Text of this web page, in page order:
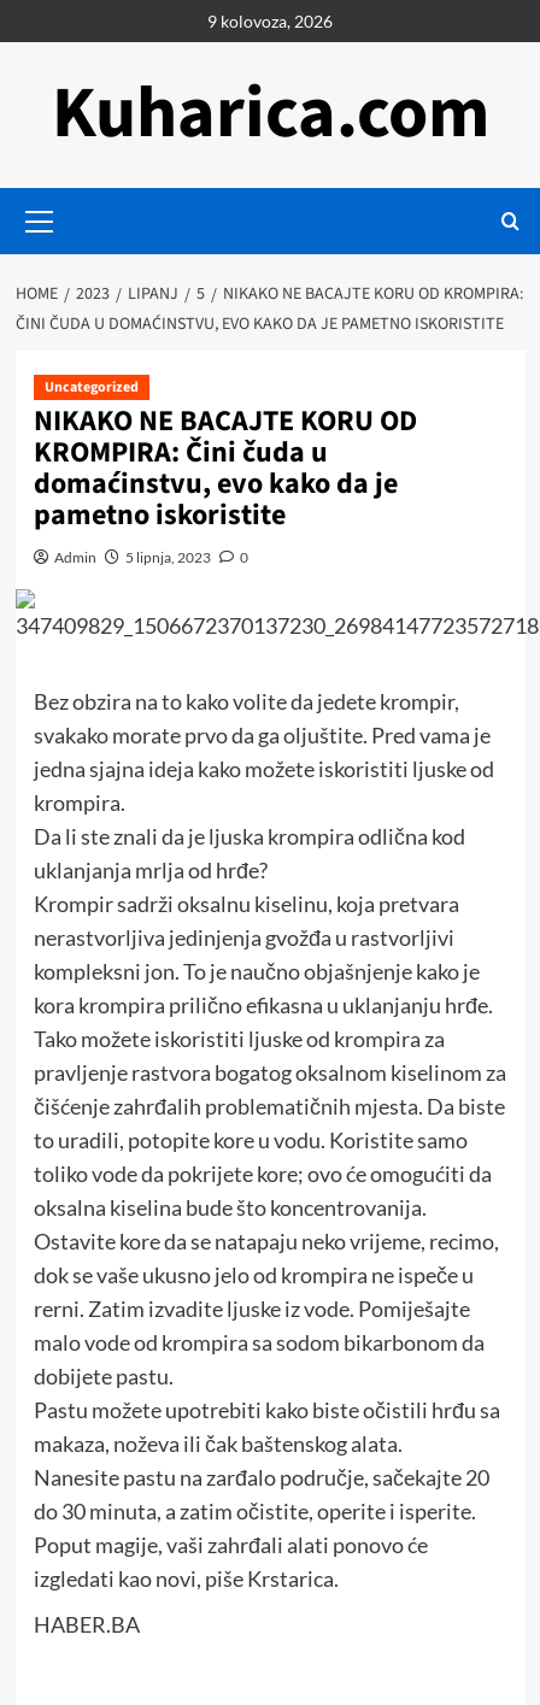
to
9 kolovoza, 2026
Kuharica.com
Menu
HOME 2023 LIPANJ 5
NIKAKO NE BACAJTE KORU OD KROMPIRA:
ČINI ČUDA U DOMAĆINSTVU, EVO KAKO DA JE PAMETNO ISKORISTITE
Uncategorized
NIKAKO NE BACAJTE KORU OD
KROMPIRA: Čini čuda u
domaćinstvu, evo kako da je
pametno iskoristite
Admin 5 lipnja, 2023 0
Bez obzira na to kako volite da jedete krompir,
svakako morate prvo da ga oljuštite. Pred vama je
jedna sjajna ideja kako možete iskoristiti ljuske od
krompira.
Da li ste znali da je ljuska krompira odlična kod
uklanjanja mrlja od hrđe?
Krompir sadrži oksalnu kiselinu, koja pretvara
nerastvorljiva jedinjenja gvožđa u rastvorljivi
kompleksni jon. To je naučno objašnjenje kako je
kora krompira prilično efikasna u uklanjanju hrđe.
Tako možete iskoristiti ljuske od krompira za
pravljenje rastvora bogatog oksalnom kiselinom za
čišćenje zahrđalih problematičnih mjesta. Da biste
to uradili, potopite kore u vodu. Koristite samo
toliko vode da pokrijete kore; ovo će omogućiti da
oksalna kiselina bude što koncentrovanija.
Ostavite kore da se natapaju neko vrijeme, recimo,
dok se vaše ukusno jelo od krompira ne ispeče u
rerni. Zatim izvadite ljuske iz vode. Pomiješajte
malo vode od krompira sa sodom bikarbonom da
dobijete pastu.
Pastu možete upotrebiti kako biste očistili hrđu sa
makaza, noževa ili čak baštenskog alata.
Nanesite pastu na zarđalo područje, sačekajte 20
do 30 minuta, a zatim očistite, operite i isperite.
Poput magije, vaši zahrđali alati ponovo će
izgledati kao novi, piše Krstarica.
HABER.BA